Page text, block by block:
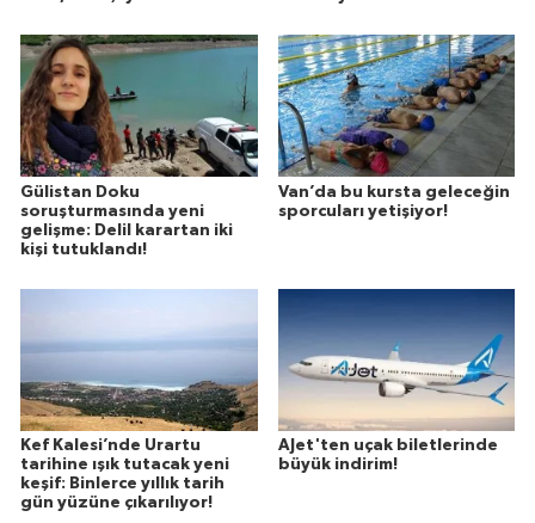
Gülistan Doku
soruşturmasında yeni
gelişme: Delil karartan iki
kişi tutuklandı!
Van’da bu kursta geleceğin
sporcuları yetişiyor!
Kef Kalesi’nde Urartu
tarihine ışık tutacak yeni
keşif: Binlerce yıllık tarih
gün yüzüne çıkarılıyor!
AJet'ten uçak biletlerinde
büyük indirim!